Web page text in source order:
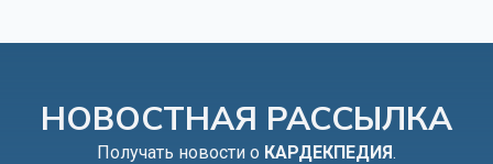
НОВОСТНАЯ РАССЫЛКА
Получать новости о КАРДЕКПЕДИЯ.